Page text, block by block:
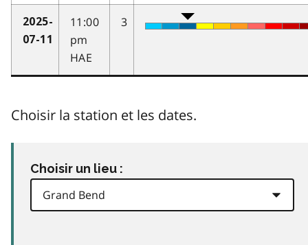
2025-
07-11
11:00
pm
HAE
3
Choisir la station et les dates.
Choisir un lieu :